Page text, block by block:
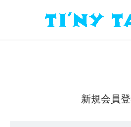
新規会員